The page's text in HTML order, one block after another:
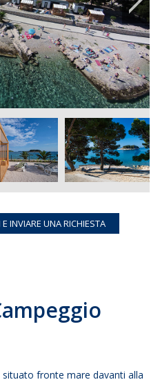
situato fronte mare davanti alla